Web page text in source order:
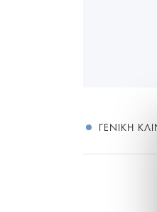
ΓΕΝΙΚΉ